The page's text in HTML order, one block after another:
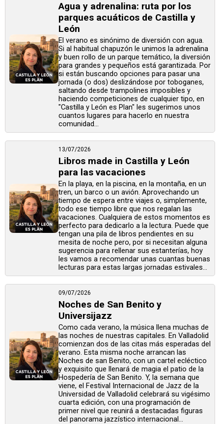
Agua y adrenalina: ruta por los
parques acuáticos de Castilla y
León
El verano es sinónimo de diversión con agua.
Si al habitual chapuzón le unimos la adrenalina
y buen rollo de un parque temático, la diversión
para grandes y pequeños está garantizada. Por
si están buscando opciones para pasar una
jornada (o dos) deslizándose por toboganes,
saltando desde trampolines imposibles y
haciendo competiciones de cualquier tipo, en
"Castilla y León es Plan" les sugerimos unos
cuantos lugares para hacerlo en nuestra
comunidad...
13/07/2026
Libros made in Castilla y León
para las vacaciones
En la playa, en la piscina, en la montaña, en un
tren, un barco o un avión. Aprovechando un
tiempo de espera entre viajes o, simplemente,
todo ese tiempo libre que nos regalan las
vacaciones. Cualquiera de estos momentos es
perfecto para dedicarlo a la lectura. Puede que
tengan una pila de libros pendientes en su
mesita de noche pero, por si necesitan alguna
sugerencia para rellenar sus estanterías, hoy
les vamos a recomendar unas cuantas buenas
lecturas para estas largas jornadas estivales...
09/07/2026
Noches de San Benito y
Universijazz
Como cada verano, la música llena muchas de
las noches de nuestras capitales. En Valladolid
comienzan dos de las citas más esperadas del
verano. Esta misma noche arrancan las
Noches de san Benito, con un cartel ecléctico
y exquisito que llenará de magia el patio de la
Hospedería de San Benito. Y, la semana que
viene, el Festival Internacional de Jazz de la
Universidad de Valladolid celebrará su vigésimo
cuarta edición, con una programación de
primer nivel que reunirá a destacadas figuras
del panorama jazzístico internacional...